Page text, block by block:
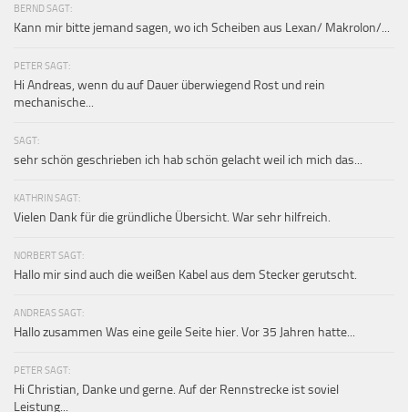
BERND SAGT:
Kann mir bitte jemand sagen, wo ich Scheiben aus Lexan/ Makrolon/...
PETER SAGT:
Hi Andreas, wenn du auf Dauer überwiegend Rost und rein
mechanische...
SAGT:
sehr schön geschrieben ich hab schön gelacht weil ich mich das...
KATHRIN SAGT:
Vielen Dank für die gründliche Übersicht. War sehr hilfreich.
NORBERT SAGT:
Hallo mir sind auch die weißen Kabel aus dem Stecker gerutscht.
ANDREAS SAGT:
Hallo zusammen Was eine geile Seite hier. Vor 35 Jahren hatte...
PETER SAGT:
Hi Christian, Danke und gerne. Auf der Rennstrecke ist soviel
Leistung...